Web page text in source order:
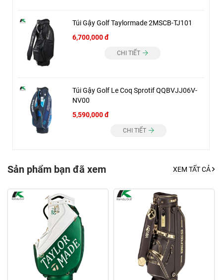
Túi Gậy Golf Taylormade 2MSCB-TJ101
6,700,000 đ
CHI TIẾT
Túi Gậy Golf Le Coq Sprotif QQBVJJ06V-
NV00
5,590,000 đ
CHI TIẾT
Sản phẩm bạn đã xem XEM TẤT CẢ